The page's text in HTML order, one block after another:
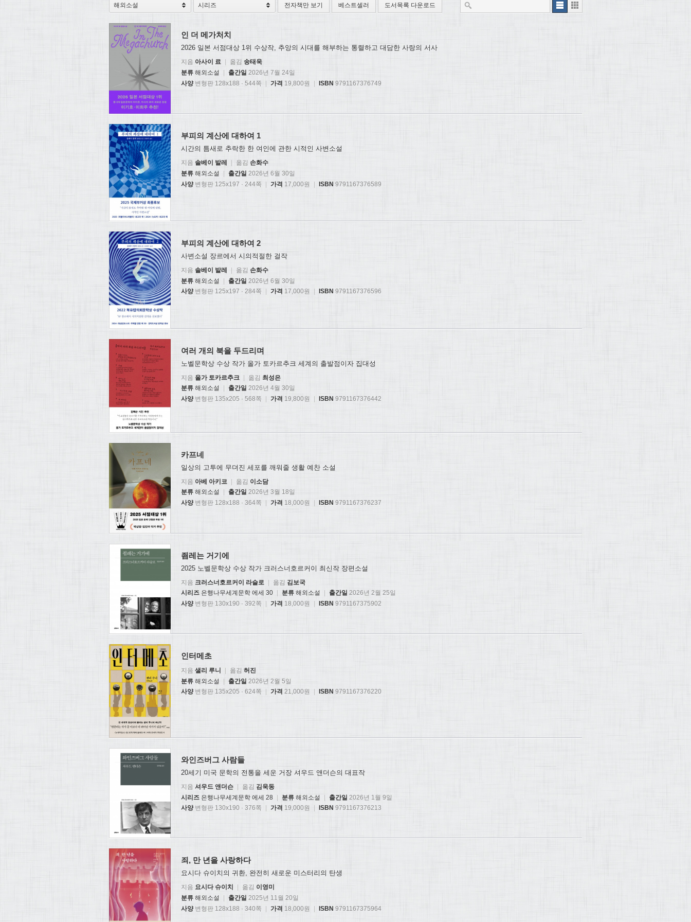
전자책만 보기 베스트셀러 도서목록 다운로드
인 더 메가처치
2026 일본 서점대상 1위 수상작, 추앙의 시대를 해부하는 통렬하고 대담한 사랑의 서사
지음 아사이 료 옮김 송태욱
분류 해외소설 | 출간일 2026년 7월 24일
사양변형판 128x188 · 544쪽 | 가격 19,800원 | ISBN 9791167376749
부피의 계산에 대하여 1
시간의 틈새로 추락한 한 여인에 관한 시적인 사변소설
지음 솔베이 발레 옮김 손화수
분류 해외소설 | 출간일 2026년 6월 30일
사양변형판 125x197 · 244쪽 | 가격 17,000원 | ISBN 9791167376589
부피의 계산에 대하여 2
사변소설 장르에서 시의적절한 걸작
지음 솔베이 발레 | 옮김 손화수
분류 해외소설 | 출간일 2026년 6월 30일
사양변형판 125x197 · 284쪽 가격 17,000원 ISBN 9791167376596
여러 개의 북을 두드리며
노벨문학상 수상 작가 올가 토카르추크 세계의 출발점이자 집대성
지음 올가 토카르추크 | 옮김 최성은
분류 해외소설 출간일 2026년 4월 30일
사양변형판 135x205 · 568쪽 가격 19,800원 ISBN 9791167376442
카프네
일상의 고투에 무뎌진 세포를 깨워줄 생활 예찬 소설
지음 아베 아키코 | 옮김 이소담
분류 해외소설 출간일 2026년 3월 18일
사양변형판 128x188 · 364쪽 가격 18,000원 ISBN 9791167376237
죔레는 거기에
2025 노벨문학상 수상 작가 크러스너호르커이 최신작 장편소설
지음 크러스너호르커이 라슬로 | 옮김 김보국
시리즈 은행나무세계문학 에세 30 분류 해외소설 출간일 2026년 2월 25일
사양변형판 130x190 · 392쪽 가격 18,000원 ISBN 9791167375902
인터메초
지음 샐리 루니 | 옮김 허진
분류 해외소설 | 출간일 2026년 2월 5일
사양변형판 135x205 · 624쪽 가격 21,000원 ISBN 9791167376220
와인즈버그 사람들
20세기 미국 문학의 전통을 세운 거장 셔우드 앤더슨의 대표작
지음 셔우드 앤더슨 | 옮김 김욱동
시리즈 은행나무세계문학 에세 28 | 분류 해외소설 | 출간일 2026년 1월 9일
사양변형판 130x190 · 376쪽 가격 19,000원 ISBN 9791167376213
죄, 만 년을 사랑하다
요시다 슈이치의 귀환, 완전히 새로운 미스터리의 탄생
지음 요시다 슈이치 옮김 이영미
분류 해외소설 | 출간일 2025년 11월 20일
사양변형판 128x188 · 340쪽 | 가격 18,000원 | ISBN 9791167375964